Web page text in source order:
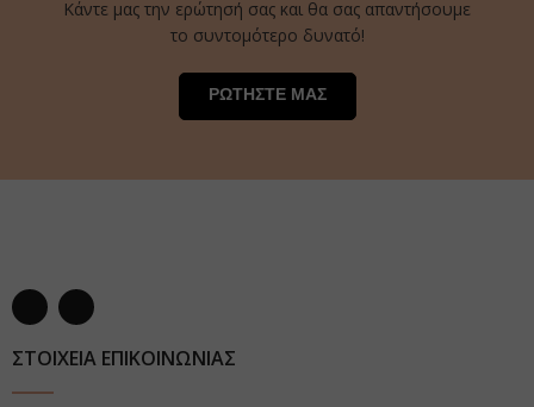
Κάντε μας την ερώτησή σας και θα σας απαντήσουμε
το συντομότερο δυνατό!
ΡΩΤΗΣΤΕ ΜΑΣ
ΣΤΟΙΧΕΙΑ ΕΠΙΚΟΙΝΩΝΙΑΣ